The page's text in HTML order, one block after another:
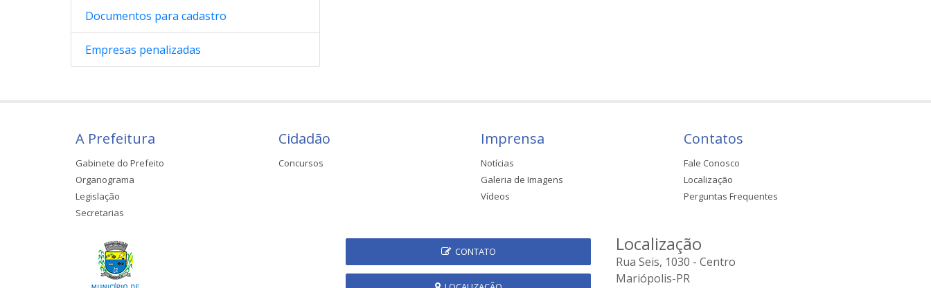
Documentos para cadastro
Empresas penalizadas
A Prefeitura
Gabinete do Prefeito
Organograma
Legislação
Secretarias
Cidadão
Concursos
Imprensa
Notícias
Galeria de Imagens
Vídeos
Contatos
Fale Conosco
Localização
Perguntas Frequentes
CONTATO Localização
Rua Seis, 1030 - Centro
Mariópolis-PR